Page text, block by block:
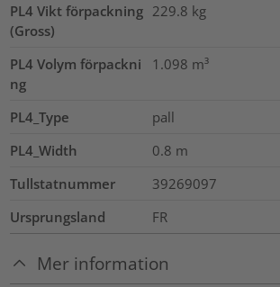
PL4 Vikt förpackning
(Gross)
229.8 kg
PL4 Volym förpackni
ng
1.098 m³
PL4_Type
pall
PL4_Width
0.8 m
Tullstatnummer
39269097
Ursprungsland
FR
Mer information